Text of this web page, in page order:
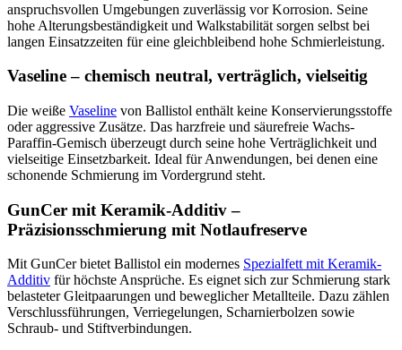
anspruchsvollen Umgebungen zuverlässig vor Korrosion. Seine
hohe Alterungsbeständigkeit und Walkstabilität sorgen selbst bei
langen Einsatzzeiten für eine gleichbleibend hohe Schmierleistung.
Vaseline – chemisch neutral, verträglich, vielseitig
Die weiße Vaseline von Ballistol enthält keine Konservierungsstoffe
oder aggressive Zusätze. Das harzfreie und säurefreie Wachs-
Paraffin-Gemisch überzeugt durch seine hohe Verträglichkeit und
vielseitige Einsetzbarkeit. Ideal für Anwendungen, bei denen eine
schonende Schmierung im Vordergrund steht.
GunCer mit Keramik-Additiv –
Präzisionsschmierung mit Notlaufreserve
Mit GunCer bietet Ballistol ein modernes Spezialfett mit Keramik-
Additiv für höchste Ansprüche. Es eignet sich zur Schmierung stark
belasteter Gleitpaarungen und beweglicher Metallteile. Dazu zählen
Verschlussführungen, Verriegelungen, Scharnierbolzen sowie
Schraub- und Stiftverbindungen.